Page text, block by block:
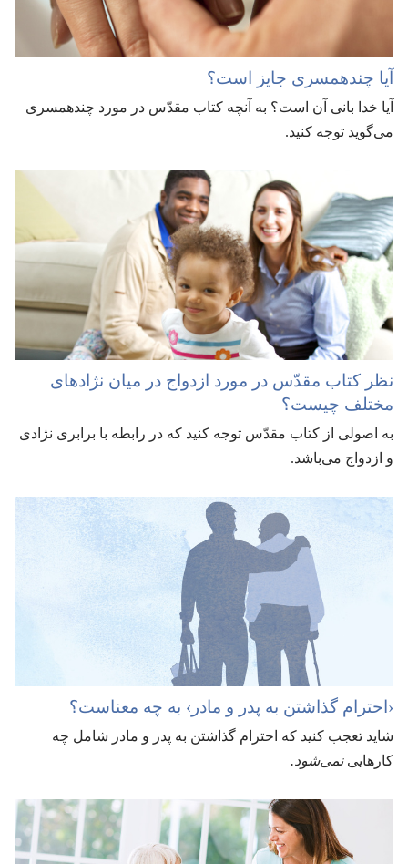
آیا چندهمسری جایز است؟‏
آیا خدا بانی آن است؟‏ به آنچه کتاب مقدّس در مورد چندهمسری
می‌گوید توجه کنید.‏
نظر کتاب مقدّس در مورد ازدواج در میان نژادهای
مختلف چیست؟‏
به اصولی از کتاب مقدّس توجه کنید که در رابطه با برابری نژادی
و ازدواج می‌باشد.‏
‹احترام گذاشتن به پدر و مادر› به چه معناست؟‏
شاید تعجب کنید که احترام گذاشتن به پدر و مادر شامل چه
کارهایینمی‌شود.‏